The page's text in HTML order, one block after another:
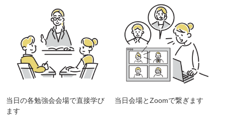
当日の各勉強会会場で直接学び
ます
当日会場とZoomで繋ぎます